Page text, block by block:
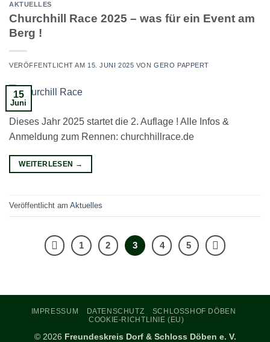
AKTUELLES
Churchhill Race 2025 – was für ein Event am
Berg !
VERÖFFENTLICHT AM 15. JUNI 2025 VONGERO PAPPERT
15
Juni
Dieses Jahr 2025 startet die 2. Auflage ! Alle Infos &
Anmeldung zum Rennen: churchhillrace.de
WEITERLESEN →
Veröffentlicht am Aktuelles
1 2 3 4 5
IMPRESSUM DATENSCHUTZ
SCHLOSSHOF DÖBEN
COOKIE-RICHTLINIE (EU)
© 2026 Freundeskreis Dorf & Schloss Döben e. V.